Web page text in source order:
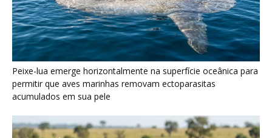
Peixe-lua emerge horizontalmente na superfície oceânica para
permitir que aves marinhas removam ectoparasitas
acumulados em sua pele